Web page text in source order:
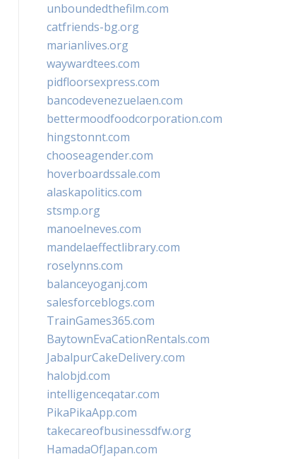
unboundedthefilm.com
catfriends-bg.org
marianlives.org
waywardtees.com
pidfloorsexpress.com
bancodevenezuelaen.com
bettermoodfoodcorporation.com
hingstonnt.com
chooseagender.com
hoverboardssale.com
alaskapolitics.com
stsmp.org
manoelneves.com
mandelaeffectlibrary.com
roselynns.com
balanceyoganj.com
salesforceblogs.com
TrainGames365.com
BaytownEvaCationRentals.com
JabalpurCakeDelivery.com
halobjd.com
intelligenceqatar.com
PikaPikaApp.com
takecareofbusinessdfw.org
HamadaOfJapan.com